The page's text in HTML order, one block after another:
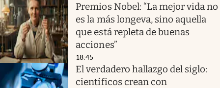
Premios Nobel: “La mejor vida no
es la más longeva, sino aquella
que está repleta de buenas
acciones”
18:45
El verdadero hallazgo del siglo:
científicos crean con